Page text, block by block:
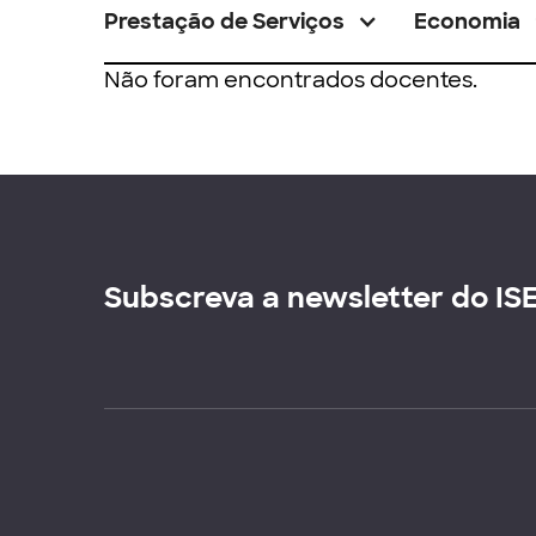
Prestação de Serviços Economia
Não foram encontrados docentes.
Subscreva a newsletter do